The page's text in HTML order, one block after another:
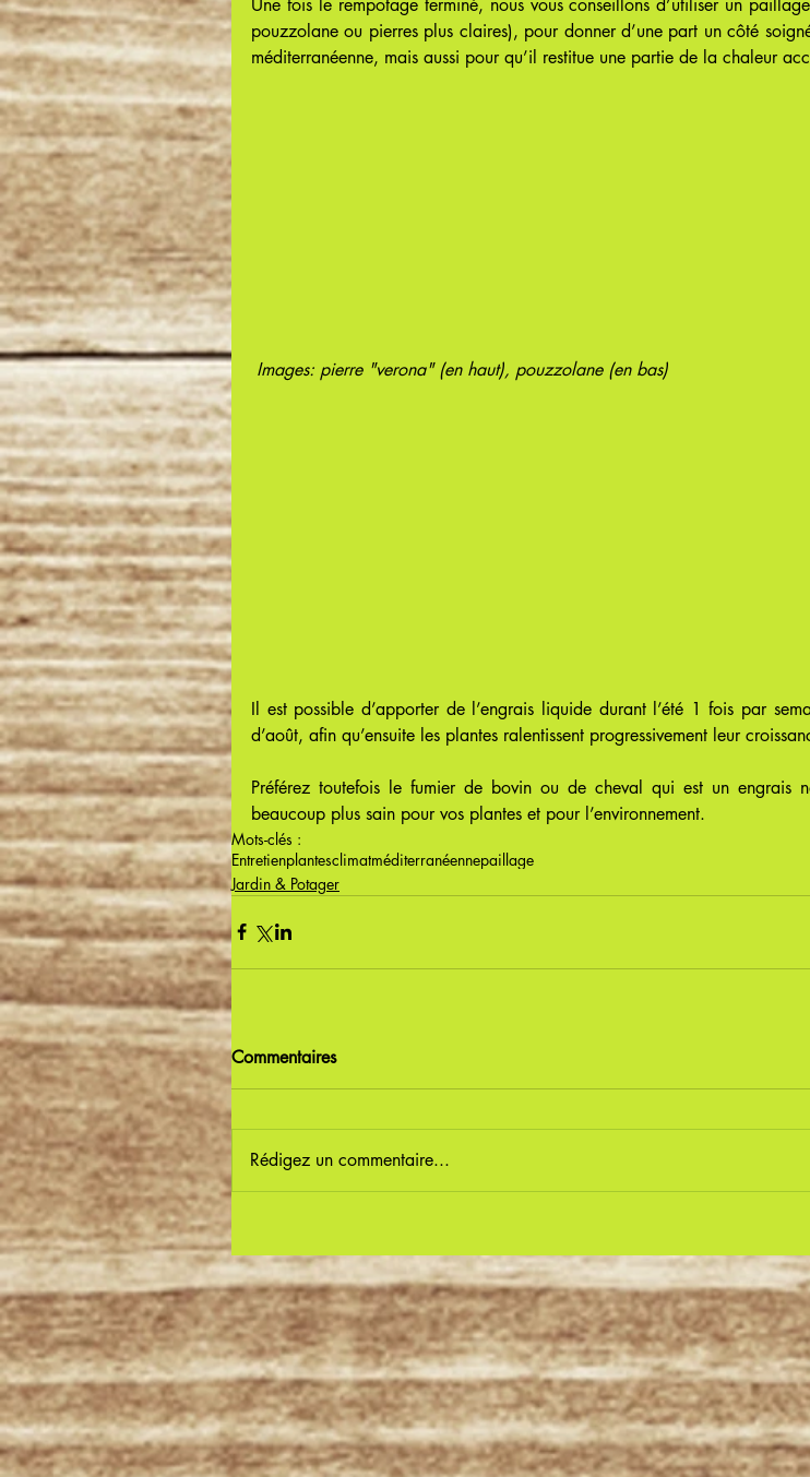
pouzzolane ou pierres plus claires), pour donner d’une part un côté
méditerranéenne, mais aussi pour qu’il restitue une partie de la chaleur
Images: pierre "verona" (en haut), pouzzolane (en bas)
Il est possible d’apporter de l’engrais liquide durant l’été 1 fois par
d’août, afin qu’ensuite les plantes ralentissent progressivement leur
Préférez toutefois le fumier de bovin ou de cheval qui est un engrais
beaucoup plus sain pour vos plantes et pour l’environnement.
Mots-clés :
Entretienplantesclimatméditerranéennepaillage
Jardin & Potager
Commentaires
Rédigez un commentaire...